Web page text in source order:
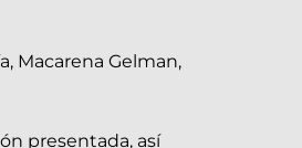
Macarena Gelman,
presentada, así